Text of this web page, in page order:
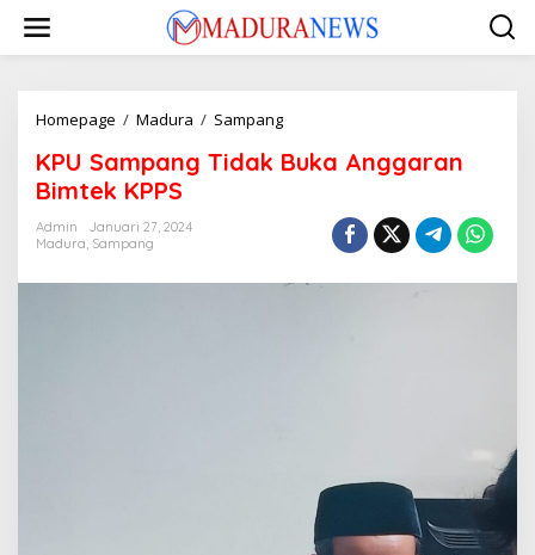
konten
Homepage / Madura / SampangKPU
Tidak
KPU Sampang Tidak Buka Anggaran
Bimtek KPPS
Admin
Januari 27, 2024
Madura, Sampang